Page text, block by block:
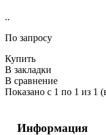
..
По запросу
Купить
В закладки
В сравнение
Показано с 1 по 1 из 1
Информация